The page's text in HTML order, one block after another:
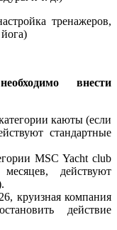
тренажеров,
внести
каюты (если
стандартные
MSC Yacht club
действуют
круизная компания
действие